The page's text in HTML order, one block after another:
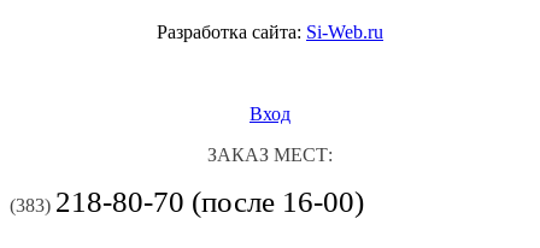
Разработка сайта: Si-Web.ru
Вход
ЗАКАЗ МЕСТ:
(383) 218-80-70 (после 16-00)